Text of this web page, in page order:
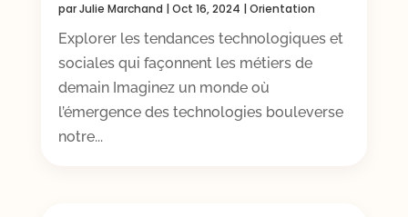
parJulie Marchand | Oct 16, 2024 | Orientation
Explorer les tendances technologiques et
sociales qui façonnent les métiers de
demain Imaginez un monde où
l’émergence des technologies bouleverse
notre...